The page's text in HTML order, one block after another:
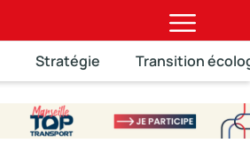
Stratégie Transition